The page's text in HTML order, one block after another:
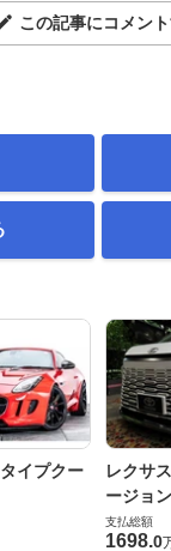
この記事にコメン
イプクー
レクサ
ージョ
支払総額
1698.0